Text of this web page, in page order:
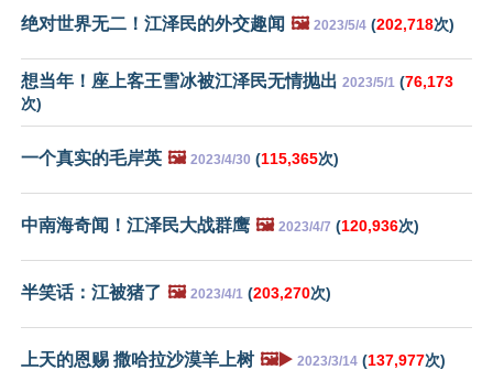
绝对世界无二！江泽民的外交趣闻 🖼️ 2023/5/4 (202,718次)
想当年！座上客王雪冰被江泽民无情抛出 2023/5/1 (76,173
次)
一个真实的毛岸英 🖼️ 2023/4/30 (115,365次)
中南海奇闻！江泽民大战群鹰 🖼️ 2023/4/7 (120,936次)
半笑话：江被猪了 🖼️ 2023/4/1 (203,270次)
上天的恩赐 撒哈拉沙漠羊上树 🖼️▶️ 2023/3/14 (137,977次)